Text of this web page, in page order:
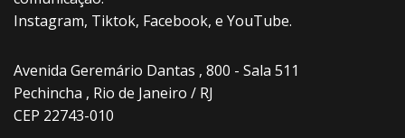
Instagram, Tiktok, Facebook, e YouTube.
Avenida Geremário Dantas , 800 - Sala 511
Pechincha , Rio de Janeiro / RJ
CEP 22743-010